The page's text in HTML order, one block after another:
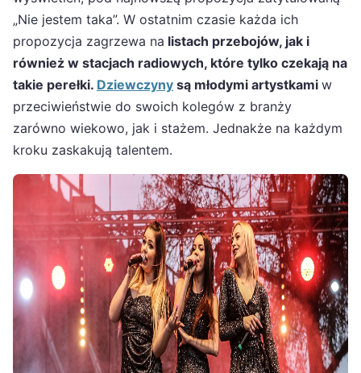
„Nie jestem taka”. W ostatnim czasie każda ich
propozycja zagrzewa na listach przebojów, jak i
również w stacjach radiowych, które tylko czekają na
takie perełki. Dziewczyny są młodymi artystkami w
przeciwieństwie do swoich kolegów z branży
zarówno wiekowo, jak i stażem. Jednakże na każdym
kroku zaskakują talentem.